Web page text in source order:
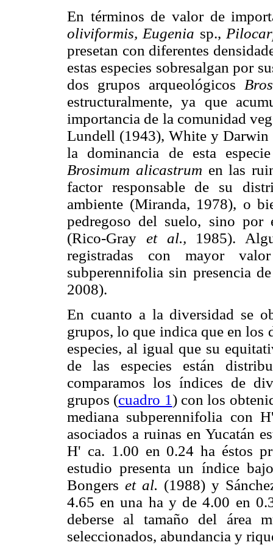
En términos de valor de
oliviformis, Eugenia sp.,
presetan con diferentes
estas especies sobresalgan por
dos grupos arqueológicos
estructuralmente, ya que
importancia de la comunidad
Lundell (1943), White y
la dominancia de esta
Brosimum alicastrum en las
factor responsable de su
ambiente (Miranda, 1978), o
pedregoso del suelo, sino por
(Rico-Gray et al., 1985).
registradas con mayor
subperennifolia sin presencia
2008).
En cuanto a la diversidad se
grupos, lo que indica que en los
especies, al igual que su
de las especies están
comparamos los índices de
grupos (cuadro 1) con los
mediana subperennifolia con
asociados a ruinas en Yucatán
H' ca. 1.00 en 0.24 ha éstos
estudio presenta un índice
Bongers et al. (1988) y
4.65 en una ha y de 4.00 en
deberse al tamaño del área
seleccionados, abundancia y